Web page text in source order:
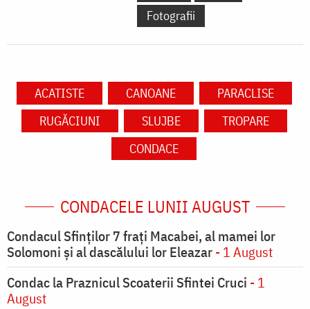
Fotografii
ACATISTE CANOANE
PARACLISE
RUGĂCIUNI
SLUJBE
TROPARE
CONDACE
CONDACELE LUNII AUGUST
Condacul Sfinţilor 7 fraţi Macabei, al mamei lor
Solomoni şi al dascălului lor Eleazar- 1 August
Condac la Praznicul Scoaterii Sfintei Cruci - 1
August